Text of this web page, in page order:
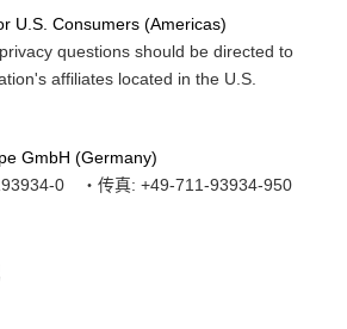
U.S. Consumers (Americas)
questions should be directed to
affiliates located in the U.S.
GmbH (Germany)
0 ・传真: +49-711-93934-950